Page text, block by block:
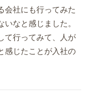
会社にも行ってみた
なと感じました。
て行ってみて、人が
感じたことが入社の